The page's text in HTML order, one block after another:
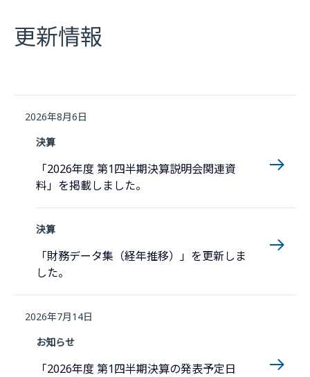
更新情報
2026年8月6日
決算
「2026年度 第1四半期決算説明会関連資
料」を掲載しました。
決算
「財務データ集（経年推移）」を更新しま
した。
2026年7月14日
お知らせ
「2026年度 第1四半期決算の発表予定日